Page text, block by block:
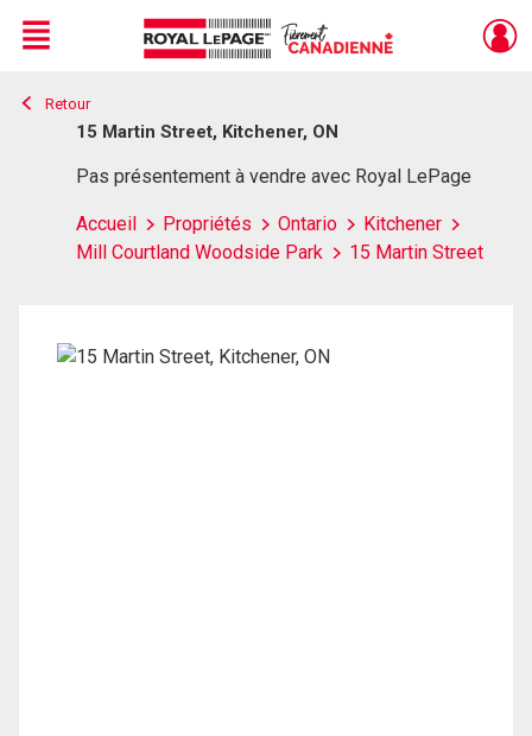
Live
En Direct
Menu
Retour
15 Martin Street, Kitchener, ON
Pas présentement à vendre avec Royal LePage
Accueil Propriétés Ontario
Kitchener
Mill Courtland Woodside Park
15 Martin Street